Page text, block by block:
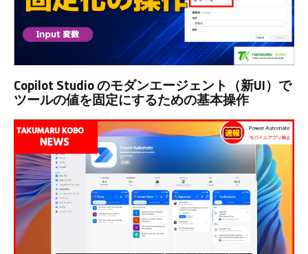
Copilot Studio のモダンエージェント（新UI）で
ツールの値を固定にするための基本操作